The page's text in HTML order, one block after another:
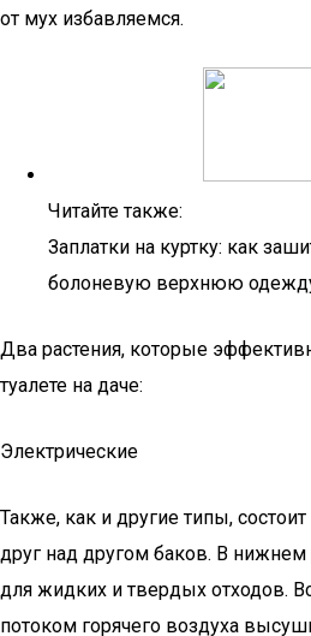
от мух избавляемся.
Читайте также:
Заплатки на куртку: как
болоневую верхнюю
Два растения, которые
туалете на даче:
Электрические
Также, как и другие типы,
друг над другом баков. В нижнем
для жидких и твердых отходов.
потоком горячего воздуха